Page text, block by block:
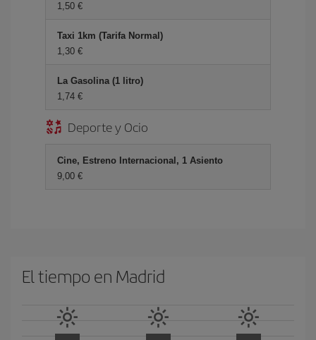
1,50 €
Taxi 1km (Tarifa Normal)
1,30 €
La Gasolina (1 litro)
1,74 €
Deporte y Ocio
Cine, Estreno Internacional, 1 Asiento
9,00 €
El tiempo en Madrid